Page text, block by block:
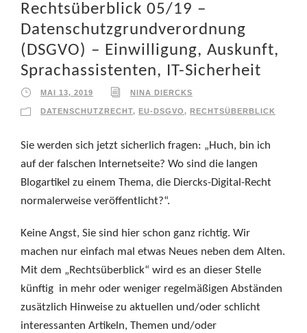
Rechtsüberblick 05/19 –
Datenschutzgrundverordnung
(DSGVO) – Einwilligung, Auskunft,
Sprachassistenten, IT-Sicherheit
MAI 13, 2019 NINA DIERCKS
DATENSCHUTZRECHT, EU-DSGVO, RECHTSÜBERBLICK
Sie werden sich jetzt sicherlich fragen: „Huch, bin ich
auf der falschen Internetseite? Wo sind die langen
Blogartikel zu einem Thema, die Diercks-Digital-Recht
normalerweise veröffentlicht?“.
Keine Angst, Sie sind hier schon ganz richtig. Wir
machen nur einfach mal etwas Neues neben dem Alten.
Mit dem „Rechtsüberblick“ wird es an dieser Stelle
künftig in mehr oder weniger regelmäßigen Abständen
zusätzlich Hinweise zu aktuellen und/oder schlicht
interessanten Artikeln, Themen und/oder